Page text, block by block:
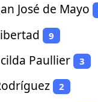
José de Mayo
9
Paullier 3
2